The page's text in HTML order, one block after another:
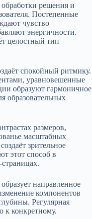
решения и
Постепенные
чувство
энергичности.
целостный тип
спокойный ритмику.
уравновешенные
образуют гармоничное
образовательных
размеров,
масштабных
зрительное
этот способ в
направленное
компонентов
Регулярная
к конкретному.